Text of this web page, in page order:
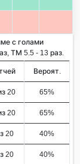
с голами
ТМ 5.5 - 13 раз.
Вероят.
20 65%
20 65%
20 40%
20 40%